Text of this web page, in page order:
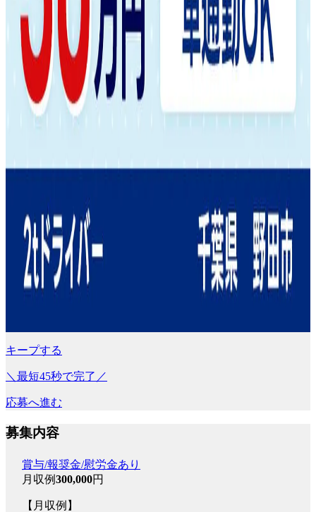
キープする
＼最短45秒で完了／
応募へ進む
募集内容
賞与/報奨金/慰労金あり
月収例300,000円
【月収例】